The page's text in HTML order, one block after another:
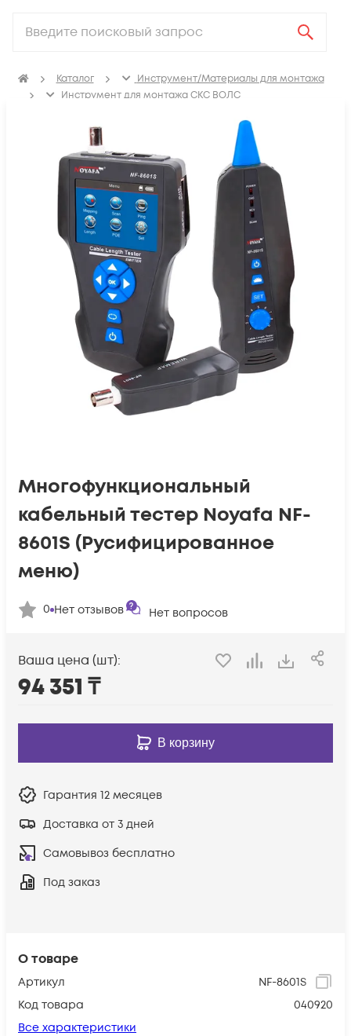
Каталог
Инструмент/Материалы для монтажа
Инструмент для монтажа СКС ВОЛС
Кабельные тестеры
О товаре
Артикул
NF-8601S
Код товара
040920
Все характеристики
Многофункциональный
кабельный тестер Noyafa NF-
8601S (Русифицированное
меню)
0 Нет отзывов Нет вопросов
Ваша цена (шт):
94 351 ₸
В корзину
Гарантия 12 месяцев
Доставка от 3 дней
Самовывоз бесплатно
Под заказ